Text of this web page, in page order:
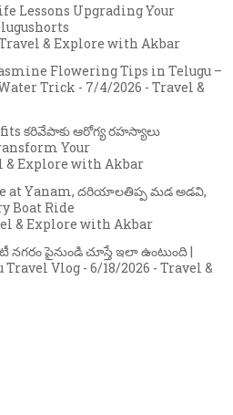
Lessons Upgrading Your
& Explore with Akbar
Flowering Tips in Telugu –
Trick - 7/4/2026 - Travel &
కరివేపాకు ఆరోగ్య రహస్యాలు
Your
& Explore with Akbar
at Yanam, దరియాలతిప్ప మడ అడవి,
Boat Ride
& Explore with Akbar
నగరం పైనుండి చూస్తే ఇలా ఉంటుంది |
Travel Vlog - 6/18/2026 - Travel &